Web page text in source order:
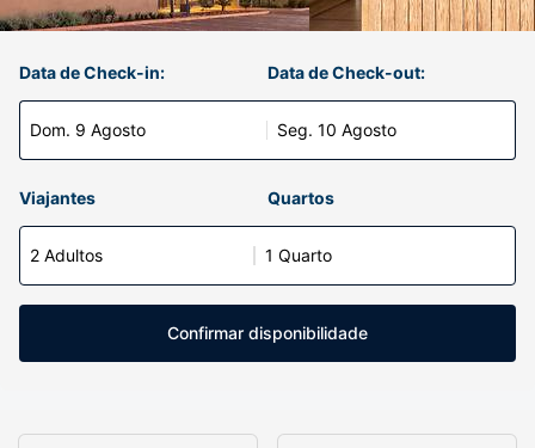
Data de Check-in:
Dom. 9 Agosto
Data de Check-out:
Seg. 10 Agosto
Viajantes Quartos
2 Adultos 1 Quarto
Confirmar disponibilidade